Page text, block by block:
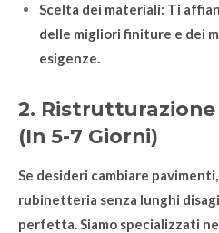
Scelta dei materiali: Ti
delle migliori finiture e dei
esigenze.
2.
(In 5-7 Giorni)
Se desideri cambiare
rubinetteria senza lunghi
perfetta. Siamo specializzati